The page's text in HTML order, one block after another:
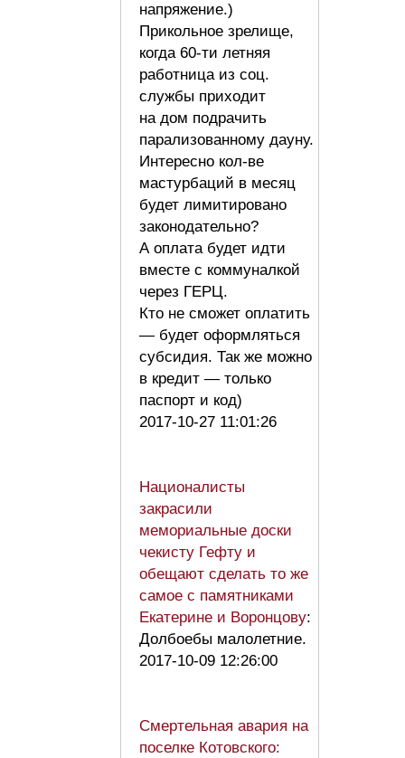
напряжение.)
Прикольное зрелище,
когда 60-ти летняя
работница из соц.
службы приходит
на дом подрачить
парализованному дауну.
Интересно кол-ве
мастурбаций в месяц
будет лимитировано
законодательно?
А оплата будет идти
вместе с коммуналкой
через ГЕРЦ.
Кто не сможет оплатить
— будет оформляться
субсидия. Так же можно
в кредит — только
паспорт и код)
2017-10-27 11:01:26
Националисты
закрасили
мемориальные доски
чекисту Гефту и
обещают сделать то же
самое с памятниками
Екатерине и Воронцову:
Долбоебы малолетние.
2017-10-09 12:26:00
Смертельная авария на
поселке Котовского: